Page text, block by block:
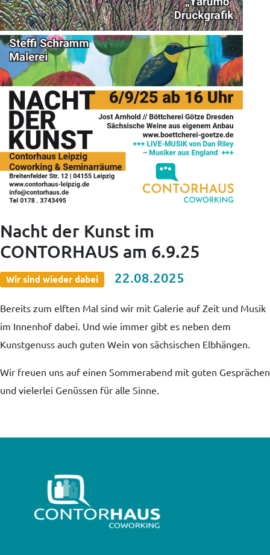
Nacht der Kunst im
CONTORHAUS am 6.9.25
Wir sind wieder dabei 22.08.2025
Bereits zum elften Mal sind wir mit Galerie auf Zeit und Musik
im Innenhof dabei. Und wie immer gibt es neben dem
Kunstgenuss auch guten Wein von sächsischen Elbhängen.
Wir freuen uns auf einen Sommerabend mit guten Gesprächen
und vielerlei Genüssen für alle Sinne.